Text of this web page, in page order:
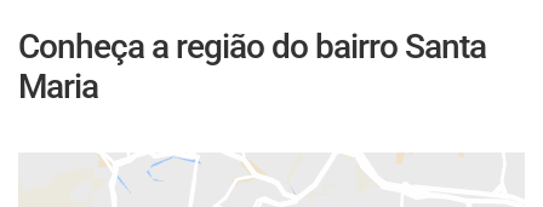
Conheça a região do bairro Santa
Maria